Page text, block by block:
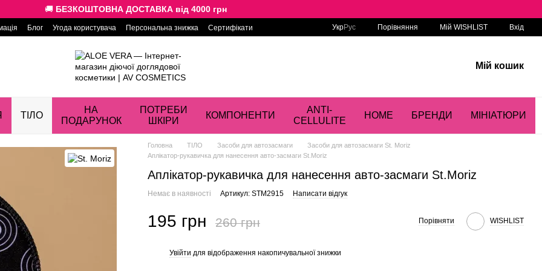
🚚 БЕЗКОШТОВНА ДОСТАВКА від 4000 грн
Блог Угода користувача Персональна знижка Сертифікати УкрРус Порівняння Мій WISHLIST Вхід
Мій кошик
ТІЛО
НА
ПОДАРУНОК
ПОТРЕБИ
ШКІРИ
КОМПОНЕНТИ
ANTI-
CELLULITE
HOME БРЕНДИ МІНІАТЮРИ
Головна ТІЛО Засоби для автозасмаги
Засоби для автозасмаги St. Moriz
Аплікатор-рукавичка для нанесення авто-засмаги St.Moriz
Аплікатор-рукавичка для нанесення авто-засмаги St.Moriz
Немає в наявності Артикул: STM2915 Написати відгук
195 грн 260 грн Порівняти WISHLIST
Увійти для відображення накопичувальної знижки